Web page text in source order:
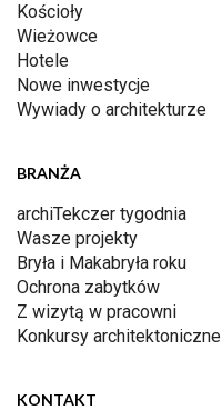
Kościoły
Wieżowce
Hotele
Nowe inwestycje
Wywiady o architekturze
BRANŻA
archiTekczer tygodnia
Wasze projekty
Bryła i Makabryła roku
Ochrona zabytków
Z wizytą w pracowni
Konkursy architektoniczne
KONTAKT